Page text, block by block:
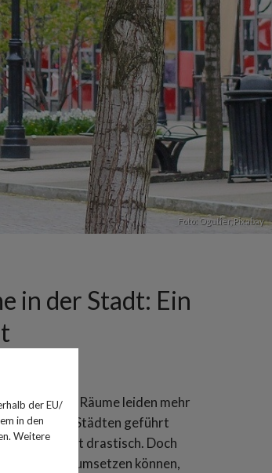
Foto: Ogutier,Pixabay
in der Stadt: Ein
urbane Räume leiden mehr
in Städten geführt
diesen Effekt drastisch. Doch
umsetzen können,
der EU/
in den
Weitere